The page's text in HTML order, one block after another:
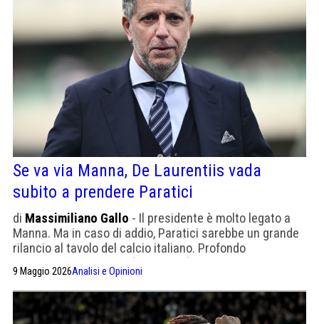
Se va via Manna, De Laurentiis vada
subito a prendere Paratici
di Massimiliano Gallo - Il presidente è molto legato a
Manna. Ma in caso di addio, Paratici sarebbe un grande
rilancio al tavolo del calcio italiano. Profondo
9 Maggio 2026Analisi e Opinioni